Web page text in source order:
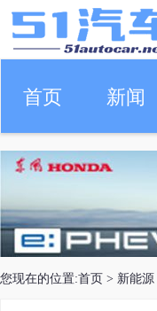
首页 新闻
车生活
您现在的位置:首页 > 新能源